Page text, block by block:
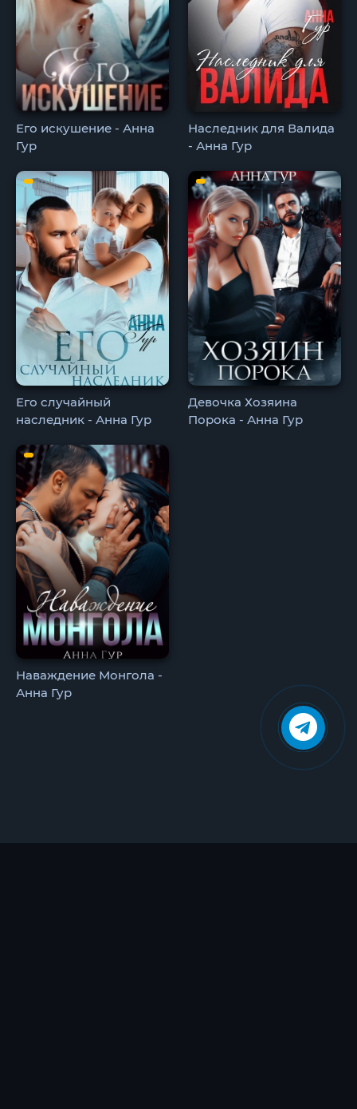
Его искушение - Анна
Гур
Наследник для Валида
- Анна Гур
Его случайный
наследник - Анна Гур
Девочка Хозяина
Порока - Анна Гур
Наваждение Монгола -
Анна Гур